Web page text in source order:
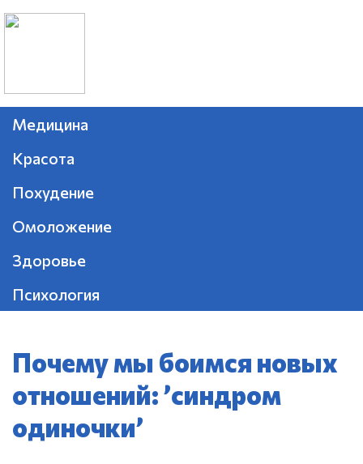
Медицина
Красота
Похудение
Омоложение
Здоровье
Психология
Почему мы боимся новых
отношений: ’синдром
одиночки’